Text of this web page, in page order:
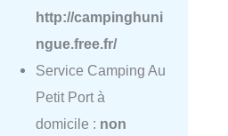
http://campinghuni
ngue.free.fr/
Service Camping Au
Petit Port à
domicile : non